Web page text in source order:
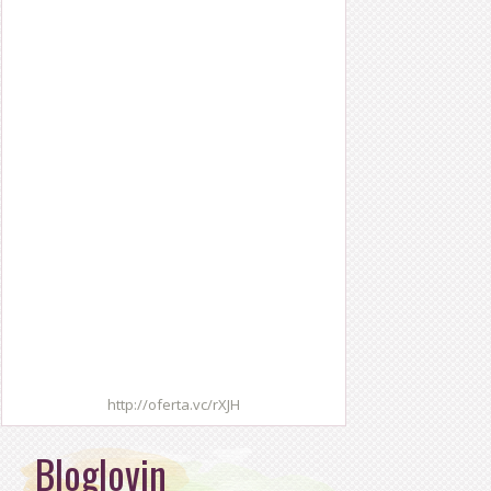
http://oferta.vc/rXJH
Bloglovin